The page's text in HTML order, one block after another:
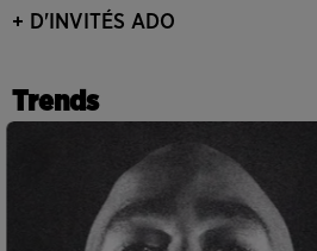
+ D'INVITÉS ADO
Trends